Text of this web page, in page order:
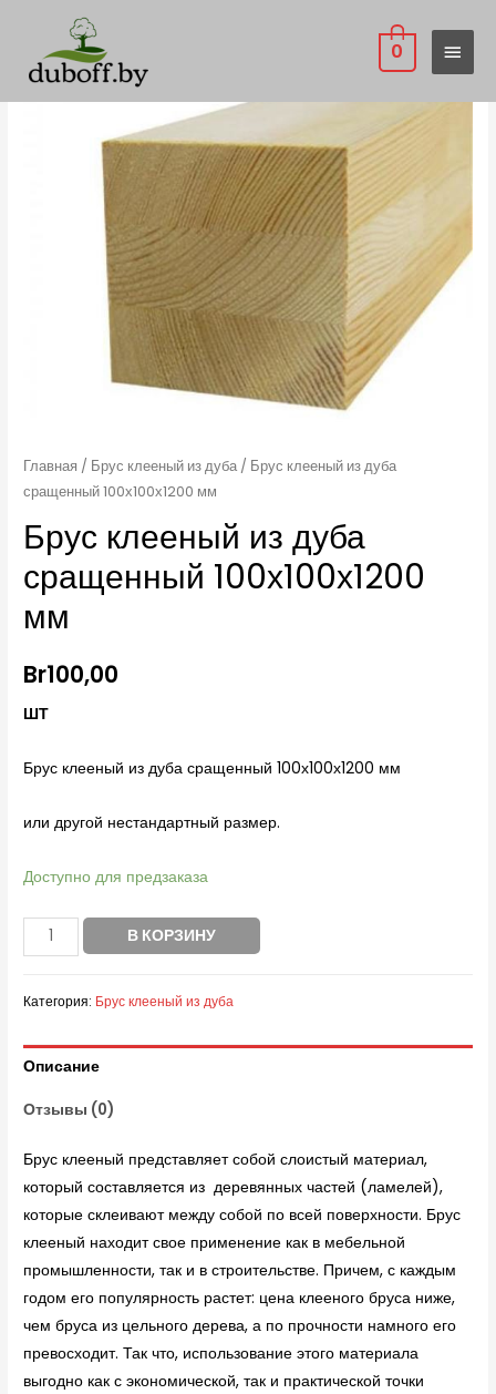
0
Главная / Брус клееный из дуба / Брус клееный из дуба
сращенный 100х100х1200 мм
Брус клееный из дуба
сращенный 100х100х1200
мм
Br100,00
ШТ
Брус клееный из дуба сращенный 100х100х1200 мм
или другой нестандартный размер.
Доступно для предзаказа
В КОРЗИНУ
Категория: Брус клееный из дуба
Описание
Отзывы (0)
Брус клееный представляет собой слоистый материал,
который составляется из деревянных частей (ламелей),
которые склеивают между собой по всей поверхности. Брус
клееный находит свое применение как в мебельной
промышленности, так и в строительстве. Причем, с каждым
годом его популярность растет: цена клееного бруса ниже,
чем бруса из цельного дерева, а по прочности намного его
превосходит. Так что, использование этого материала
выгодно как с экономической, так и практической точки